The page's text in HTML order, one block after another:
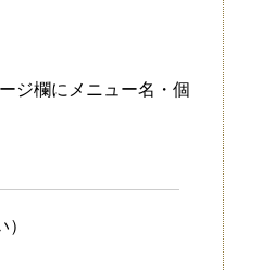
ジ欄にメニュー名・個